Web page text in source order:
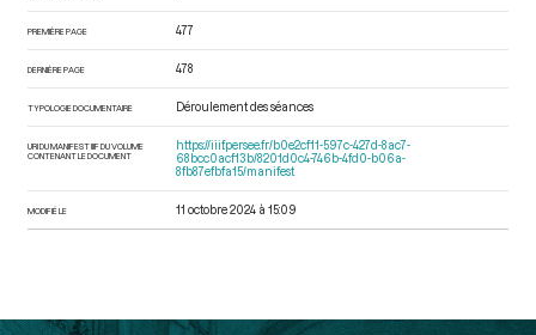
PREMIÈRE PAGE 477
DERNIÈRE PAGE 478
TYPOLOGIE DOCUMENTAIRE Déroulement des séances
URI DU MANIFEST IIIF DU VOLUME
CONTENANT LE DOCUMENT
https://iiif.persee.fr/b0e2cf11-597c-427d-8ac7-
68bcc0acf13b/8201d0c4-746b-4fd0-b06a-
8fb87efbfa15/manifest
MODIFIÉ LE 11 octobre 2024 à 15:09